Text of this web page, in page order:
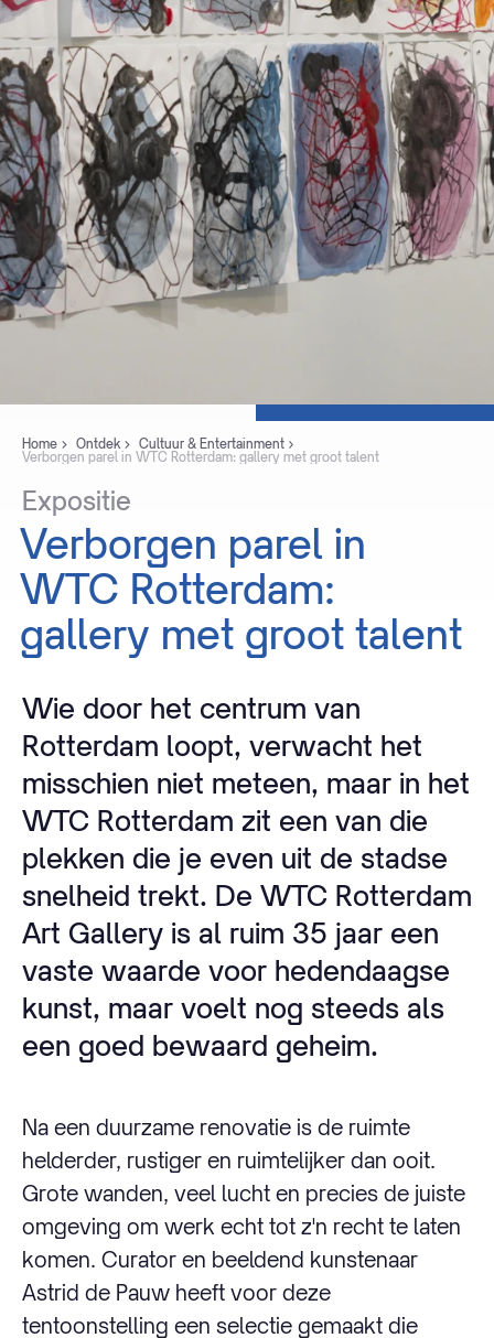
Home Ontdek
Cultuur & Entertainment
Verborgen parel in WTC Rotterdam: gallery met groot talent
Expositie
Verborgen parel in
WTC Rotterdam:
gallery met groot talent
Wie door het centrum van
Rotterdam loopt, verwacht het
misschien niet meteen, maar in het
WTC Rotterdam zit een van die
plekken die je even uit de stadse
snelheid trekt. De WTC Rotterdam
Art Gallery is al ruim 35 jaar een
vaste waarde voor hedendaagse
kunst, maar voelt nog steeds als
een goed bewaard geheim.
Na een duurzame renovatie is de ruimte
helderder, rustiger en ruimtelijker dan ooit.
Grote wanden, veel lucht en precies de juiste
omgeving om werk echt tot z'n recht te laten
komen. Curator en beeldend kunstenaar
Astrid de Pauw heeft voor deze
tentoonstelling een selectie gemaakt die